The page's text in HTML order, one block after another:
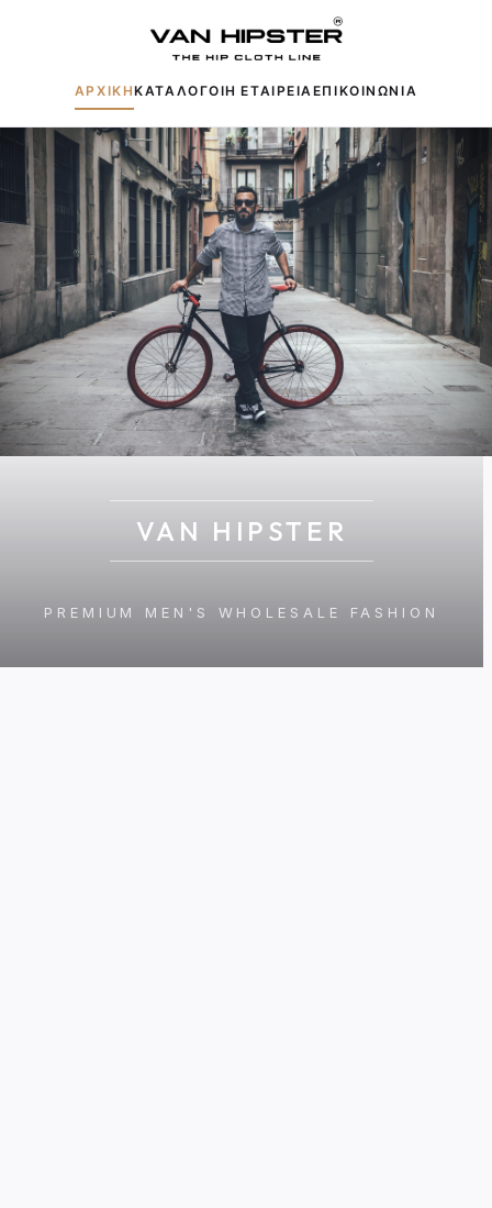
ΑΡΧΙΚΗΚΑΤΑΛΟΓΟΙΗ ΕΤΑΙΡΕΙΑΕΠΙΚΟΙΝΩΝΙΑ
Δημοφιλείς αναζητήσεις: Πουκάμισα
Μπουφάν
Παντελόνια
Πλεκτά
VAN HIPSTER
PREMIUM MEN'S WHOLESALE FASHION